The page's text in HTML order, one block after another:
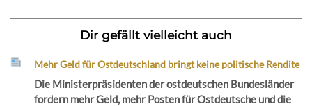
Dir gefällt vielleicht auch
Mehr Geld für Ostdeutschland bringt keine politische Rendite
Die Ministerpräsidenten der ostdeutschen Bundesländer
fordern mehr Geld, mehr Posten für Ostdeutsche und die